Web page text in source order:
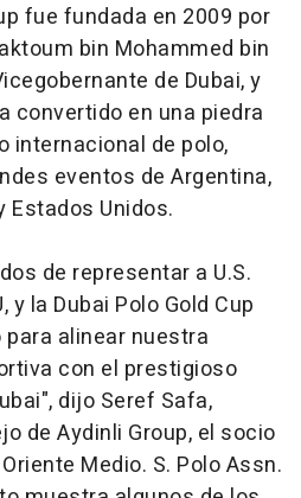
fue fundada en 2009 por
bin Mohammed bin
de Dubai, y
convertido en una piedra
internacional de polo,
eventos de Argentina,
Estados Unidos.
de representar a U.S.
y la Dubai Polo Gold Cup
alinear nuestra
con el prestigioso
dijo Seref Safa,
de Aydinli Group, el socio
Medio. S. Polo Assn.